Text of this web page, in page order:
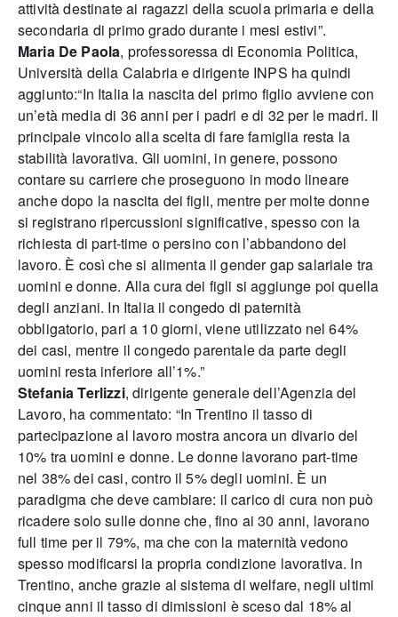
attività destinate ai ragazzi della scuola primaria e della
secondaria di primo grado durante i mesi estivi”.
Maria De Paola, professoressa di Economia Politica,
Università della Calabria e dirigente INPS ha quindi
aggiunto:“In Italia la nascita del primo figlio avviene con
un’età media di 36 anni per i padri e di 32 per le madri. Il
principale vincolo alla scelta di fare famiglia resta la
stabilità lavorativa. Gli uomini, in genere, possono
contare su carriere che proseguono in modo lineare
anche dopo la nascita dei figli, mentre per molte donne
si registrano ripercussioni significative, spesso con la
richiesta di part-time o persino con l’abbandono del
lavoro. È così che si alimenta il gender gap salariale tra
uomini e donne. Alla cura dei figli si aggiunge poi quella
degli anziani. In Italia il congedo di paternità
obbligatorio, pari a 10 giorni, viene utilizzato nel 64%
dei casi, mentre il congedo parentale da parte degli
uomini resta inferiore all’1%.”
Stefania Terlizzi, dirigente generale dell’Agenzia del
Lavoro, ha commentato: “In Trentino il tasso di
partecipazione al lavoro mostra ancora un divario del
10% tra uomini e donne. Le donne lavorano part-time
nel 38% dei casi, contro il 5% degli uomini. È un
paradigma che deve cambiare: il carico di cura non può
ricadere solo sulle donne che, fino ai 30 anni, lavorano
full time per il 79%, ma che con la maternità vedono
spesso modificarsi la propria condizione lavorativa. In
Trentino, anche grazie al sistema di welfare, negli ultimi
cinque anni il tasso di dimissioni è sceso dal 18% al